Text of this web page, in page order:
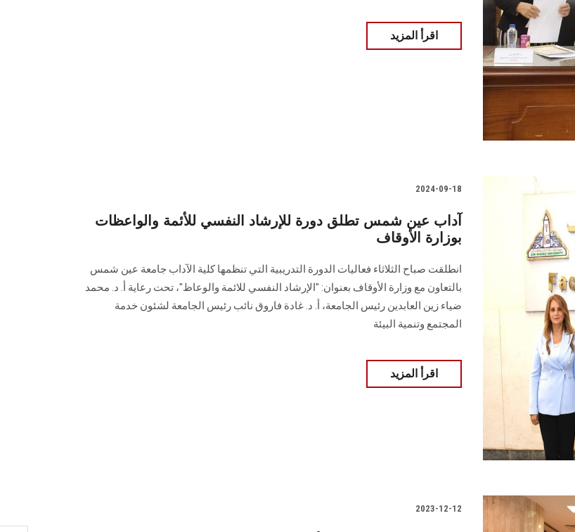
اقرأ المزيد
2024-09-18
آداب عين شمس تطلق دورة للإرشاد النفسي للأئمة والواعظات
بوزارة الأوقاف
انطلقت صباح الثلاثاء فعاليات الدورة التدريبية التي تنظمها كلية الآداب جامعة عين شمس
‏بالتعاون مع وزارة الأوقاف بعنوان: "الإرشاد النفسي للائمة والوعاظ"، تحت رعاية أ. د. محمد
‏ضياء زين العابدين رئيس الجامعة، أ. د. غادة فاروق نائب رئيس الجامعة لشئون خدمة
المجتمع ‏وتنمية البيئة
اقرأ المزيد
2023-12-12